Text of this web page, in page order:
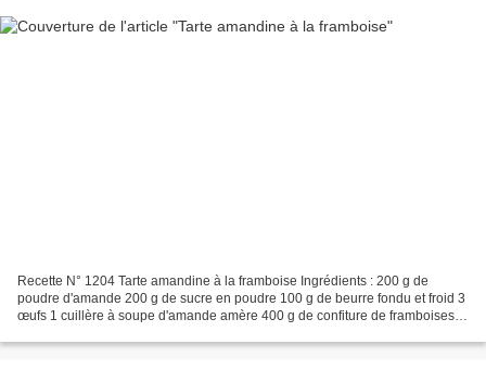
Recette N° 1204 Tarte amandine à la framboise Ingrédients : 200 g de
poudre d'amande 200 g de sucre en poudre 100 g de beurre fondu et froid 3
œufs 1 cuillère à soupe d'amande amère 400 g de confiture de framboises